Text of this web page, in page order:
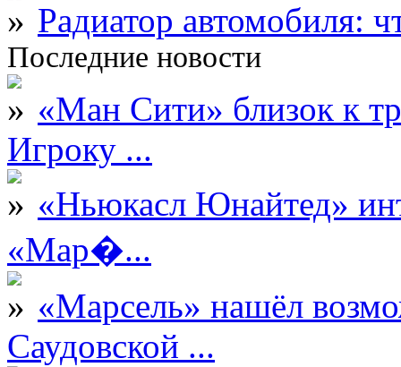
Радиатор автомобиля:
Последние новости
«Ман Сити» близок к
Игроку ...
«Ньюкасл Юнайтед»
«Мар�...
«Марсель» нашёл
Саудовской ...